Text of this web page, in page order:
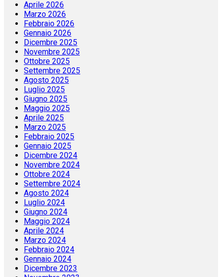
Aprile 2026
Marzo 2026
Febbraio 2026
Gennaio 2026
Dicembre 2025
Novembre 2025
Ottobre 2025
Settembre 2025
Agosto 2025
Luglio 2025
Giugno 2025
Maggio 2025
Aprile 2025
Marzo 2025
Febbraio 2025
Gennaio 2025
Dicembre 2024
Novembre 2024
Ottobre 2024
Settembre 2024
Agosto 2024
Luglio 2024
Giugno 2024
Maggio 2024
Aprile 2024
Marzo 2024
Febbraio 2024
Gennaio 2024
Dicembre 2023